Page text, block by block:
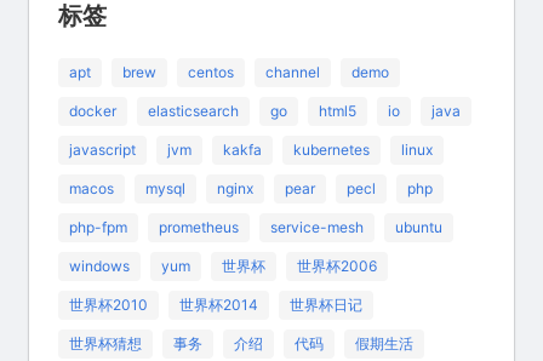
标签
apt brew centos channel demo
docker elasticsearch go html5 io java
javascript jvm kakfa kubernetes linux
macos mysql nginx pear pecl php
php-fpm prometheus service-mesh ubuntu
windows yum 世界杯 世界杯2006
世界杯2010 世界杯2014 世界杯日记
世界杯猜想 事务 介绍 代码 假期生活